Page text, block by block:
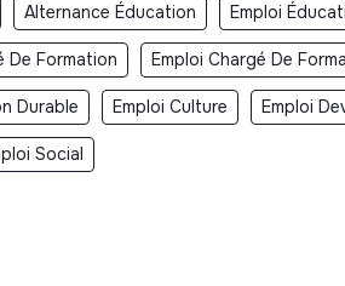
Alternance Éducation Emploi
De Formation Emploi Chargé De
Durable Emploi Culture Emploi
Social